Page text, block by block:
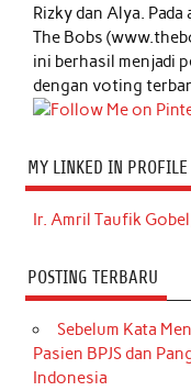
Rizky dan Alya.
The Bobs
ini berhasil menjadi
dengan voting
MY LINKED IN PROFILE
Ir. Amril Taufik
POSTING TERBARU
Sebelum Kata
Pasien BPJS dan
Indonesia